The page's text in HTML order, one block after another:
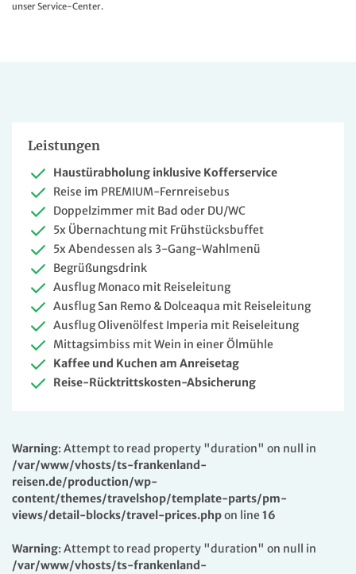
unser Service-Center.
Leistungen
Haustürabholung inklusive Kofferservice
Reise im PREMIUM-Fernreisebus
Doppelzimmer mit Bad oder DU/WC
5x Übernachtung mit Frühstücksbuffet
5x Abendessen als 3-Gang-Wahlmenü
Begrüßungsdrink
Ausflug Monaco mit Reiseleitung
Ausflug San Remo & Dolceaqua mit Reiseleitung
Ausflug Olivenölfest Imperia mit Reiseleitung
Mittagsimbiss mit Wein in einer Ölmühle
Kaffee und Kuchen am Anreisetag
Reise-Rücktrittskosten-Absicherung
Warning: Attempt to read property "duration" on null in
/var/www/vhosts/ts-frankenland-
reisen.de/production/wp-
content/themes/travelshop/template-parts/pm-
views/detail-blocks/travel-prices.phpon line 16
Warning: Attempt to read property "duration" on null in
/var/www/vhosts/ts-frankenland-